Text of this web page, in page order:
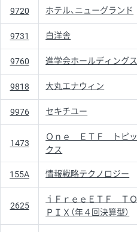
9720 ホテル、ニューグランド
9731 白洋舎
9760 進学会ホールディングス
9818 大丸エナウィン
9976 セキチユー
1473
Ｏｎｅ ＥＴＦ トピッ
クス
155A 情報戦略テクノロジー
2625
ｉＦｒｅｅＥＴＦ ＴＯ
ＰＩＸ（年４回決算型）